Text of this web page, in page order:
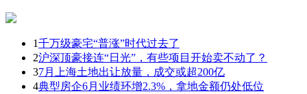
1千万级豪宅“普涨”时代过去了
2沪深顶豪接连“日光”，有些项目开始卖不动了？
37月上海土地出让放量，成交或超200亿
4典型房企6月业绩环增2.3%，拿地金额仍处低位